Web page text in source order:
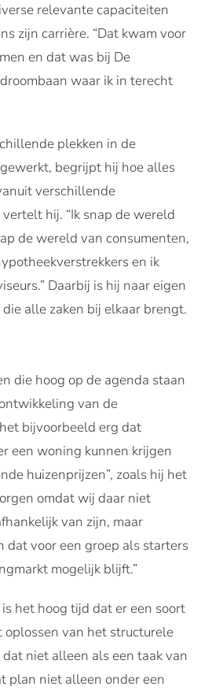
relevante capaciteiten
zijn carrière. “Dat kwam voor
en dat was bij De
waar ik in terecht
plekken in de
begrijpt hij hoe alles
verschillende
hij. “Ik snap de wereld
de wereld van consumenten,
en ik
Daarbij is hij naar eigen
alle zaken bij elkaar brengt.
die hoog op de agenda staan
van de
bijvoorbeeld erg dat
een woning kunnen krijgen
huizenprijzen”, zoals hij het
omdat wij daar niet
van zijn, maar
dat voor een groep als starters
mogelijk blijft.”
het hoog tijd dat er een soort
van het structurele
niet alleen als een taak van
plan niet alleen onder een